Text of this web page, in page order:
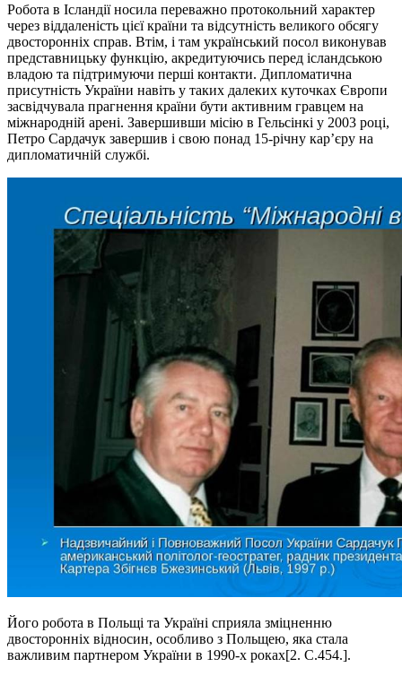
Робота в Ісландії носила переважно протокольний характер
через віддаленість цієї країни та відсутність великого обсягу
двосторонніх справ. Втім, і там український посол виконував
представницьку функцію, акредитуючись перед ісландською
владою та підтримуючи перші контакти. Дипломатична
присутність України навіть у таких далеких куточках Європи
засвідчувала прагнення країни бути активним гравцем на
міжнародній арені. Завершивши місію в Гельсінкі у 2003 році,
Петро Сардачук завершив і свою понад 15-річну кар’єру на
дипломатичній службі.
Його робота в Польщі та Україні сприяла зміцненню
двосторонніх відносин, особливо з Польщею, яка стала
важливим партнером України в 1990-х роках[2. C.454.].